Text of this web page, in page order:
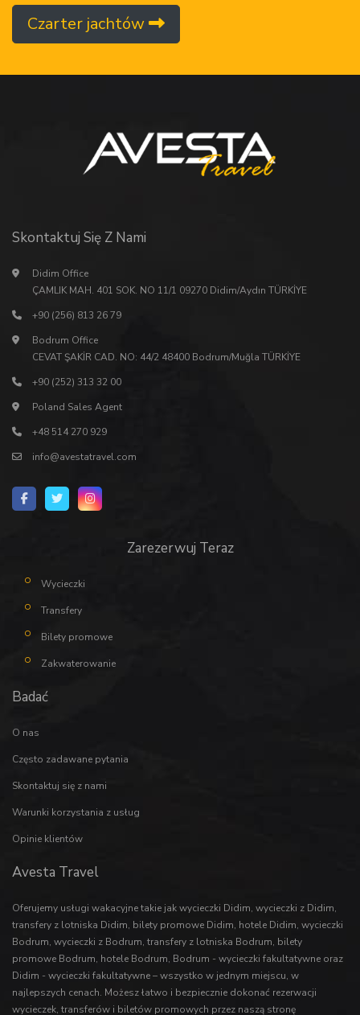
Czarter jachtów
Skontaktuj Się Z Nami
Didim Office
ÇAMLIK MAH. 401 SOK. NO 11/1 09270 Didim/Aydın TÜRKİYE
+90 (256) 813 26 79
Bodrum Office
CEVAT ŞAKİR CAD. NO: 44/2 48400 Bodrum/Muğla TÜRKİYE
+90 (252) 313 32 00
Poland Sales Agent
+48 514 270 929
info@avestatravel.com
Zarezerwuj Teraz
Wycieczki
Transfery
Bilety promowe
Zakwaterowanie
Badać
O nas
Często zadawane pytania
Skontaktuj się z nami
Warunki korzystania z usług
Opinie klientów
Avesta Travel
Oferujemy usługi wakacyjne takie jakwycieczki Didim, wycieczki z Didim,
transfery z lotniska Didim, bilety promowe Didim, hotele Didim, wycieczki
Bodrum, wycieczki z Bodrum, transfery z lotniska Bodrum, bilety
promowe Bodrum, hotele Bodrum, Bodrum - wycieczki fakultatywne oraz
Didim - wycieczki fakultatywne– wszystko w jednym miejscu, w
najlepszych cenach. Możesz łatwo i bezpiecznie dokonać rezerwacji
wycieczek, transferów i biletów promowych przez naszą stronę